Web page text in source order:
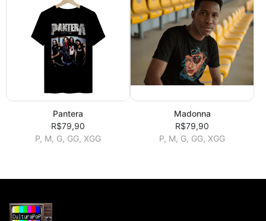
Pantera
R$79,90
P, M, G, GG, XGG
Madonna
R$79,90
P, M, G, GG, XGG